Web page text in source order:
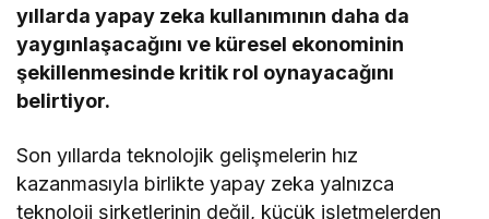
yıllarda yapay zeka kullanımının daha da
yaygınlaşacağını ve küresel ekonominin
şekillenmesinde kritik rol oynayacağını
belirtiyor.
Son yıllarda teknolojik gelişmelerin hız
kazanmasıyla birlikte yapay zeka yalnızca
teknoloji şirketlerinin değil, küçük işletmelerden